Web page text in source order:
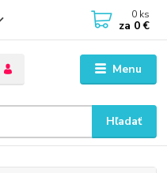
Menu
Hľadať
0 ks
za 0 €